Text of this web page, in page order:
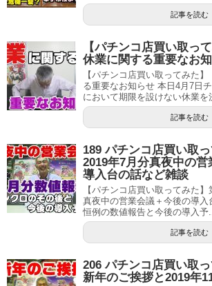
記事を読む
【パチンコ店買い取っ
休業に関する重要なお
【パチンコ店買い取ってみた
る重要なお知らせ 本日4月7日
において期限を設けない休業を
記事を読む
189 パチンコ店買い取
2019年7月分真夜中の
導入台の話など雑談
【パチンコ店買い取ってみた
真夜中の営業会議＋今後の導入
恒例の数値報告と今後の導入予...
記事を読む
206 パチンコ店買い取
新年のご挨拶と2019年